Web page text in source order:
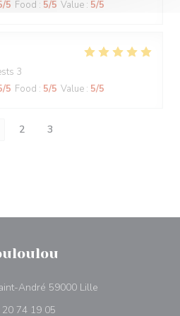
/5 Food : 5/5 Value : 5/5
3
/5 Food : 5/5 Value : 5/5
2 3
André 59000 Lille
20 74 19 05